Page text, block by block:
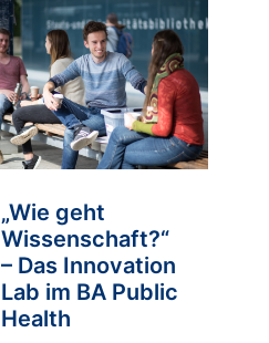
„Wie geht
Wissenschaft?“
– Das Innovation
Lab im BA Public
Health